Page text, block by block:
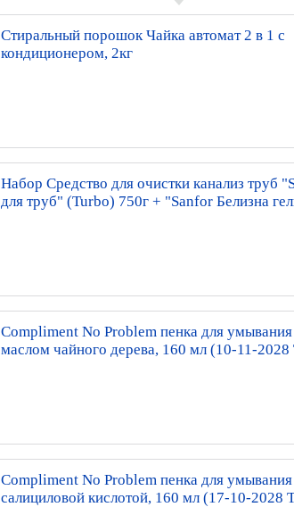
Стиральный порошок Чайка автомат 2 в 1 с
кондиционером, 2кг
Набор Средство для очистки канализ труб
для труб" (Turbo) 750г + "Sanfor Белизна
Compliment No Problem пенка для умывания
маслом чайного дерева, 160 мл (10-11-
Compliment No Problem пенка для умывания
салициловой кислотой, 160 мл (17-10-2028